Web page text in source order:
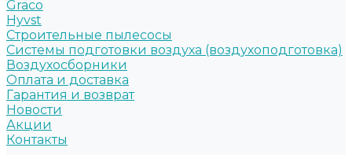
Graco
Hyvst
Строительные пылесосы
Системы подготовки воздуха (воздухоподготовка)
Воздухосборники
Оплата и доставка
Гарантия и возврат
Новости
Акции
Контакты